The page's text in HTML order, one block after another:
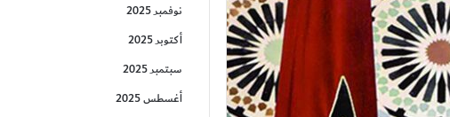
نوفمبر 2025
أكتوبر 2025
سبتمبر 2025
أغسطس 2025